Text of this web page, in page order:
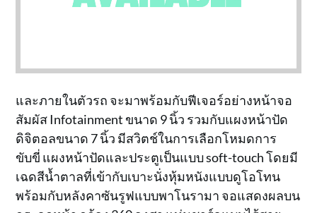
และภายในตัวรถ จะมาพร้อมกับฟีเจอร์อย่างหน้าจอ
สัมผัส Infotainment ขนาด 9 นิ้ว รวมกับแผงหน้าปัด
ดิจิตอลขนาด 7 นิ้ว มีสวิตช์ในการเลือกโหมดการ
ขับขี่ แผงหน้าปัดและประตูเป็นแบบ soft-touch โดยมี
เฉดสีน้ำตาลที่เข้ากับเบาะนั่งหุ้มหนังแบบดูโอโทน
พร้อมกับหลังคาซันรูฟแบบพาโนรามา จอแสดงผลบน